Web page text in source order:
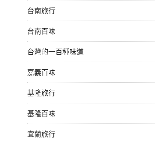
台南旅行
台南百味
台灣的一百種味道
嘉義百味
基隆旅行
基隆百味
宜蘭旅行